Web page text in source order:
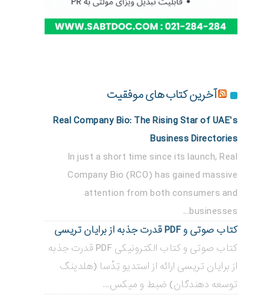
آخرین کتاب های موفقیت
Real Company Bio: The Rising Star of UAE’s
Business Directories
In just a short time since its launch, Real
Company Bio (RCO) has gained massive
attention from both consumers and
businesses...
کتاب صوتی و PDF قدرت جذبه از برایان تریسی
کتاب صوتی و کتاب الکترونیکی PDF قدرت جذبه
از برایان تریسی ارائه از استدیو تِدْسا (هلدینگ
توسعه دهندگان) ضبط و میکس...